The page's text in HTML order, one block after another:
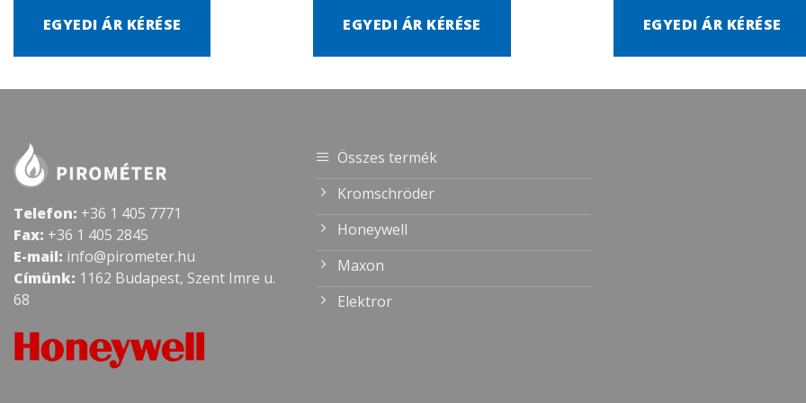
EGYEDI ÁR KÉRÉSE EGYEDI ÁR KÉRÉSE EGYEDI ÁR KÉRÉSE
Telefon: +36 1 405 7771
Fax: +36 1 405 2845
E-mail: info@pirometer.hu
Címünk: 1162 Budapest, Szent Imre u.
68
Összes termék
Kromschröder
Honeywell
Maxon
Elektror